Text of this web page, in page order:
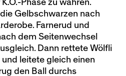
Phase zu wahren.
Gelbschwarzen nach
Farnerud und
dem Seitenwechsel
Dann rettete Wölfli
leitete gleich einen
den Ball durchs